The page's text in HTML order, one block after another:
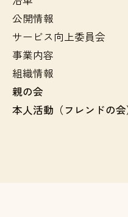
公開情報
サービス向上委員会
事業内容
組織情報
親の会
本人活動（フレンドの会